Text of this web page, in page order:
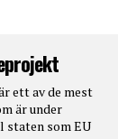
ett av de mest
är under
staten som EU